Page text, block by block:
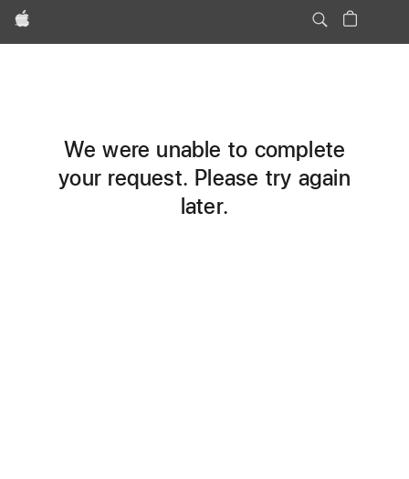
Apple
We were unable to complete
your request. Please try again
later.